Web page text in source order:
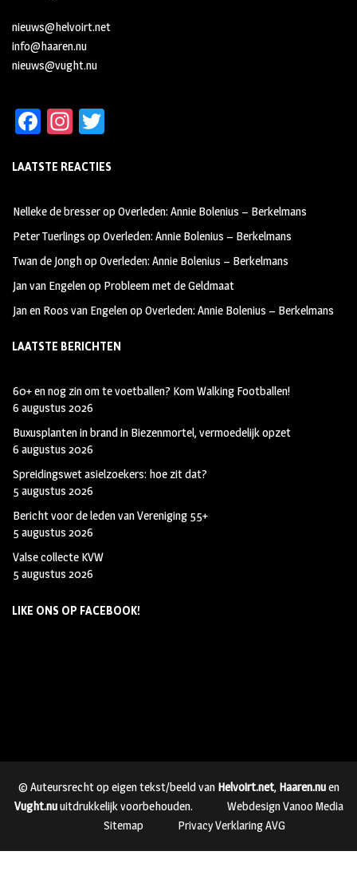
nieuws@helvoirt.net
info@haaren.nu
nieuws@vught.nu
Fa
b
oo
k
In
ag
m
tt
LAATSTE REACTIES
Nelleke de bresseropOverleden: Annie Bolenius – Berkelmans
Peter Tuerlings opOverleden: Annie Bolenius – Berkelmans
Twan de JonghopOverleden: Annie Bolenius – Berkelmans
Jan van Engelenop Probleem met de Geldmaat
Jan en Roos van EngelenopOverleden: Annie Bolenius – Berkelmans
LAATSTE BERICHTEN
60+ en nog zin om te voetballen? Kom Walking Footballen!
6 augustus 2026
Buxusplanten in brand in Biezenmortel, vermoedelijk opzet
6 augustus 2026
Spreidingswet asielzoekers: hoe zit dat?
5 augustus 2026
Bericht voor de leden van Vereniging 55+
5 augustus 2026
Valse collecte KVW
5 augustus 2026
LIKE ONS OP FACEBOOK!
© Auteursrecht op eigen tekst/beeld van Helvoirt.net, Haaren.nuen
Vught.nuuitdrukkelijk voorbehouden.
Webdesign Vanoo Media
Sitemap
Privacy Verklaring AVG